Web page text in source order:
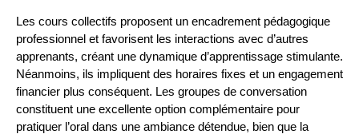
Les cours collectifs proposent un encadrement pédagogique
professionnel et favorisent les interactions avec d’autres
apprenants, créant une dynamique d’apprentissage stimulante.
Néanmoins, ils impliquent des horaires fixes et un engagement
financier plus conséquent. Les groupes de conversation
constituent une excellente option complémentaire pour
pratiquer l’oral dans une ambiance détendue, bien que la